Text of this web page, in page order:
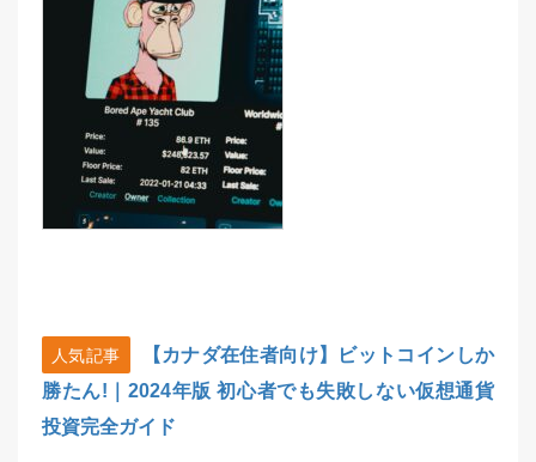
人気記事
【カナダ在住者向け】ビットコインしか
勝たん!｜2024年版 初心者でも失敗しない仮想通貨
投資完全ガイド